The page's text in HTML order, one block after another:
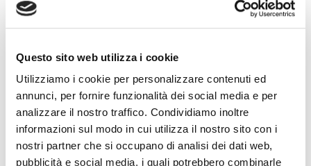
Questo sito web utilizza i cookie
Utilizziamo i cookie per personalizzare contenuti ed
annunci, per fornire funzionalità dei social media e per
analizzare il nostro traffico. Condividiamo inoltre
informazioni sul modo in cui utilizza il nostro sito con i
nostri partner che si occupano di analisi dei dati web,
pubblicità e social media, i quali potrebbero combinarle
asportazione del grasso e di qualche sottile pezzo di
carne.
Aspetto al taglio: la fetta si presenta compatta ed
omogenea, di colore rosso inframmezzato di bianco
rosato delle parti marezzate.
Peso: non inferiore a kg 1.5
Odore: profumo dolce e caratteristico.
Sapore: gusto dolce e delicato che si affina con il